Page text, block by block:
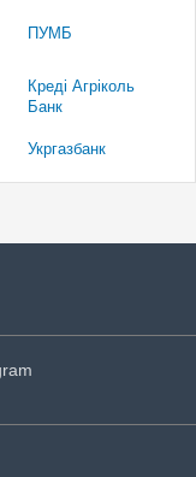
ПУМБ
Креді Агріколь
Банк
Укргазбанк